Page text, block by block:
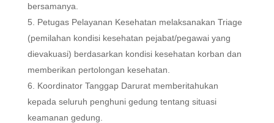
bersamanya.
Petugas Pelayanan Kesehatan melaksanakan Triage
(pemilahan kondisi kesehatan pejabat/pegawai yang
dievakuasi) berdasarkan kondisi kesehatan korban dan
memberikan pertolongan kesehatan.
Koordinator Tanggap Darurat memberitahukan
kepada seluruh penghuni gedung tentang situasi
keamanan gedung.